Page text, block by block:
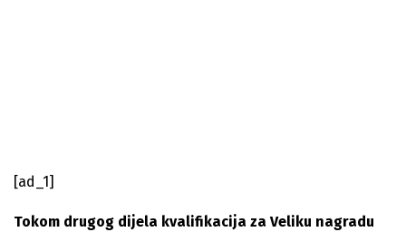
[ad_1]
Tokom drugog dijela kvalifikacija za Veliku nagradu